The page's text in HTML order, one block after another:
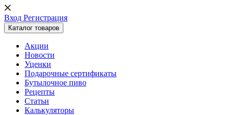
Вход Регистрация
Каталог товаров
Акции
Новости
Уценки
Подарочные сертификаты
Бутылочное пиво
Рецепты
Статьи
Калькуляторы